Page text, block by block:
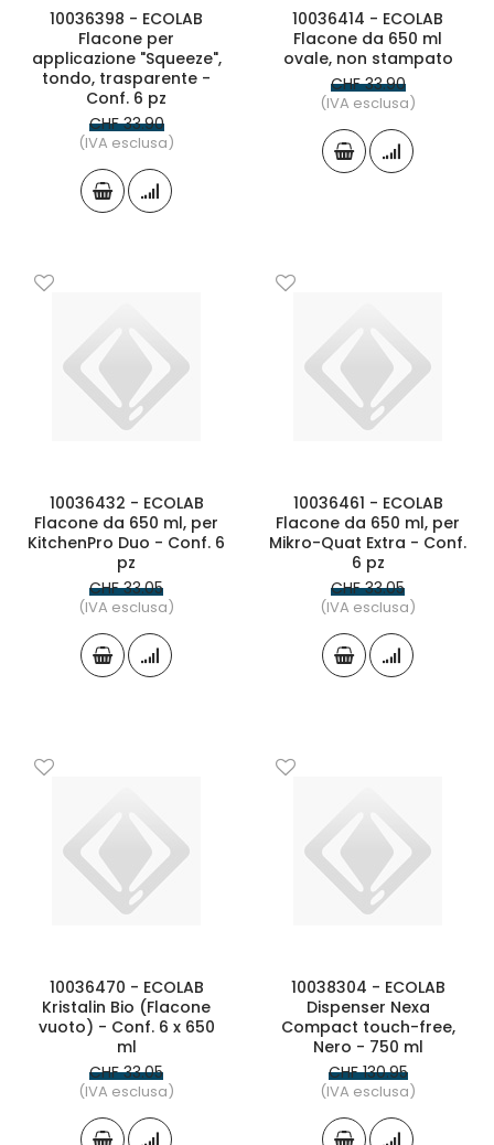
10036398 - ECOLAB
Flacone per
applicazione "Squeeze",
tondo, trasparente -
Conf. 6 pz
CHF 33.90
(IVA esclusa)
10036414 - ECOLAB
Flacone da 650 ml
ovale, non stampato
CHF 33.90
(IVA esclusa)
10036432 - ECOLAB
Flacone da 650 ml, per
KitchenPro Duo - Conf. 6
pz
CHF 33.05
(IVA esclusa)
10036461 - ECOLAB
Flacone da 650 ml, per
Mikro-Quat Extra - Conf.
6 pz
CHF 33.05
(IVA esclusa)
10036470 - ECOLAB
Kristalin Bio (Flacone
vuoto) - Conf. 6 x 650
ml
CHF 33.05
(IVA esclusa)
10038304 - ECOLAB
Dispenser Nexa
Compact touch-free,
Nero - 750 ml
CHF 130.95
(IVA esclusa)